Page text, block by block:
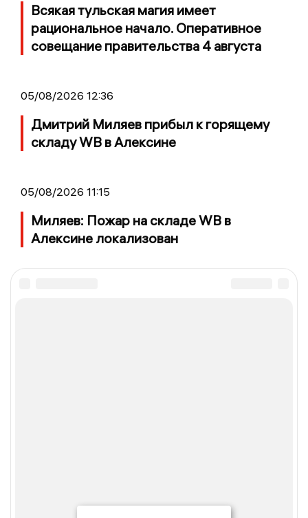
Всякая тульская магия имеет
рациональное начало. Оперативное
совещание правительства 4 августа
05/08/2026 12:36
Дмитрий Миляев прибыл к горящему
складу WB в Алексине
05/08/2026 11:15
Миляев: Пожар на складе WB в
Алексине локализован